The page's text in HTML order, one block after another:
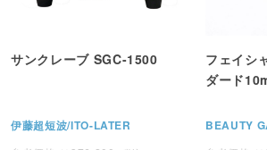
サンクレーブ SGC-1500
伊藤超短波/ITO-LATER
フェイシ
ダード
BEAUTY